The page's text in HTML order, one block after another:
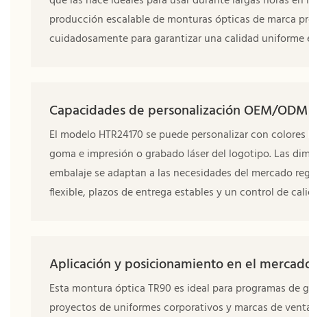
producción escalable de monturas ópticas de marca
cuidadosamente para garantizar una calidad uniforme
Capacidades de personalización OEM/ODM
El modelo HTR24170 se puede personalizar con
goma e impresión o grabado láser del logotipo. Las
embalaje se adaptan a las necesidades del mercado
flexible, plazos de entrega estables y un control de
Aplicación y posicionamiento en el
Esta montura óptica TR90 es ideal para programas
proyectos de uniformes corporativos y marcas de